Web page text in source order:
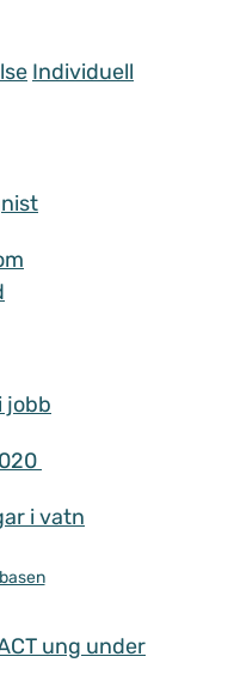
Individuell
jobb
i vatn
ung under